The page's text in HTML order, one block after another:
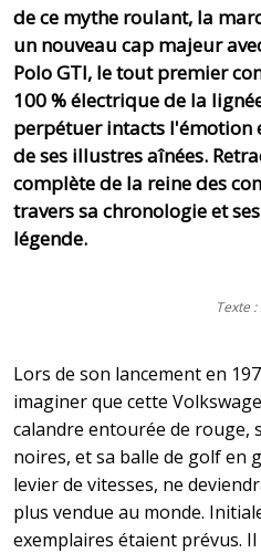
de ce mythe roulant, la
un nouveau cap majeur
Polo GTI, le tout premier
100 % électrique de la
perpétuer intacts l'émotion
de ses illustres aînées.
complète de la reine des
travers sa chronologie et
légende.
Texte
Lors de son lancement en
imaginer que cette
calandre entourée de rouge,
noires, et sa balle de golf en
levier de vitesses, ne
plus vendue au monde.
exemplaires étaient prévus.